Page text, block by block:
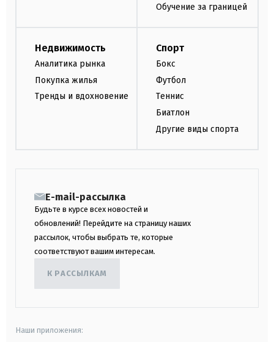
Обучение за границей
Недвижимость
Аналитика рынка
Покупка жилья
Тренды и вдохновение
Спорт
Бокс
Футбол
Теннис
Биатлон
Другие виды спорта
E-mail-рассылка
Будьте в курсе всех новостей и
обновлений! Перейдите на страницу наших
рассылок, чтобы выбрать те, которые
соответствуют вашим интересам.
К РАССЫЛКАМ
Наши приложения: